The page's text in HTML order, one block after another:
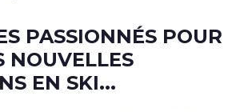
PASSIONNÉS POUR
NOUVELLES
EN SKI...